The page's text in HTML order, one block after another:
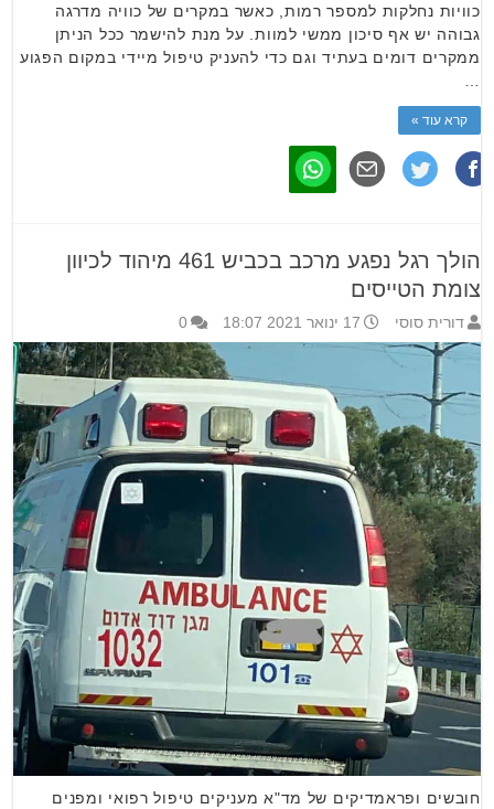
כוויות נחלקות למספר רמות, כאשר במקרים של כוויה מדרגה
גבוהה יש אף סיכון ממשי למוות. על מנת להישמר ככל הניתן
ממקרים דומים בעתיד וגם כדי להעניק טיפול מיידי במקום הפגוע
קרא עוד »
הולך רגל נפגע מרכב בכביש 461 מיהוד לכיוון
צומת הטייסים
דורית סוסי 17 ינואר 2021 18:07 0
חובשים ופראמדיקים של מד"א מעניקים טיפול רפואי ומפנים